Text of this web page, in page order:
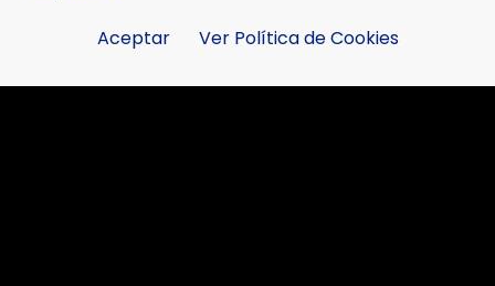
Aceptar Ver Política de Cookies